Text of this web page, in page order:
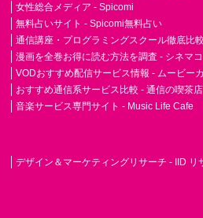
女性総合メディア - Spicomi
無料占いサイト - Spicomi無料占い
通信講座・プログラミングスクール徹底比
漫画を全巻お得に読む方法を調査 - シネマ
VODおすすめ配信サービス情報 - ムービー
おすすめ通信系サービス比較 - 通信の喫茶店
音楽サービス専門サイト - Music Life Cafe
デザイン＆マーケティングリサーチ - IID リ